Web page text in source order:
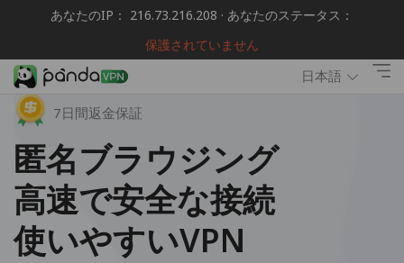
あなたのIP： 216.73.216.208 · あなたのステータス：
保護されていません
日本語
7日間返金保証
匿名ブラウジング
高速で安全な接続
使いやすいVPN